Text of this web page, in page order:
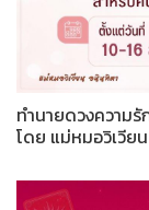
ทำนายดวงความ
โดย แม่หมอวิเวีย